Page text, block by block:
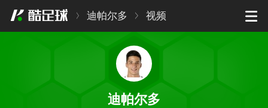
迪帕尔多 视频
迪帕尔多